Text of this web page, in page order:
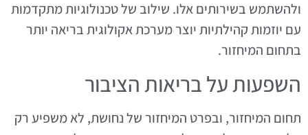
ולהשתמש בשירותים אלו. שילוב של טכנולוגיות מתקדמות
עם יוזמות קהילתיות יוצר מערכת אקולוגית בריאה יותר
בתחום המיחזור.
השפעות על בריאות הציבור
תחום המיחזור, ובפרט המיחזור של נחושת, לא משפיע רק